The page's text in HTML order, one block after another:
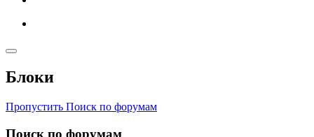
Блоки
Пропустить Поиск по форумам
Поиск по форумам